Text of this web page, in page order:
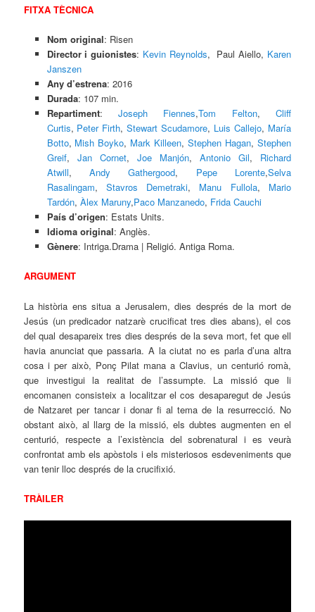
FITXA TÈCNICA
Nom original: Risen
Director i guionistes: Kevin Reynolds, Paul Aiello, Karen
Janszen
Any d’estrena: 2016
Durada: 107 min.
Repartiment: Joseph Fiennes,Tom Felton, Cliff
Curtis, Peter Firth,Stewart Scudamore, Luis Callejo, María
Botto, Mish Boyko, Mark Killeen,Stephen Hagan, Stephen
Greif, Jan Cornet, Joe Manjón, Antonio Gil, Richard
Atwill, Andy Gathergood, Pepe Lorente,Selva
Rasalingam, Stavros Demetraki, Manu Fullola, Mario
Tardón, Àlex Maruny,Paco Manzanedo, Frida Cauchi
País d’origen: Estats Units.
Idioma original: Anglès.
Gènere: Intriga.Drama | Religió. Antiga Roma.
ARGUMENT
La història ens situa a Jerusalem, dies després de la mort de
Jesús (un predicador natzarè crucificat tres dies abans), el cos
del qual desapareix tres dies després de la seva mort, fet que ell
havia anunciat que passaria. A la ciutat no es parla d’una altra
cosa i per això, Ponç Pilat mana a Clavius, un centurió romà,
que investigui la realitat de l’assumpte. La missió que li
encomanen consisteix a localitzar el cos desaparegut de Jesús
de Natzaret per tancar i donar fi al tema de la resurrecció. No
obstant això, al llarg de la missió, els dubtes augmenten en el
centurió, respecte a l’existència del sobrenatural i es veurà
confrontat amb els apòstols i els misteriosos esdeveniments que
van tenir lloc després de la crucifixió.
TRÀILER